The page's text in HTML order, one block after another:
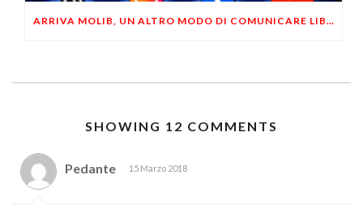
ARRIVA MOLIB, UN ALTRO MODO DI COMUNICARE LIBERTARIO
SHOWING 12 COMMENTS
Pedante 15 Marzo 2018